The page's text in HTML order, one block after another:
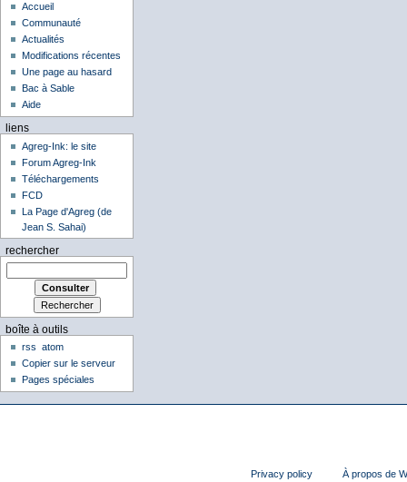
Accueil
Communauté
Actualités
Modifications récentes
Une page au hasard
Bac à Sable
Aide
liens
Agreg-Ink: le site
Forum Agreg-Ink
Téléchargements
FCD
La Page d'Agreg (de
Jean S. Sahai)
rechercher
boîte à outils
rss
atom
Copier sur le serveur
Pages spéciales
Privacy policy À propos de